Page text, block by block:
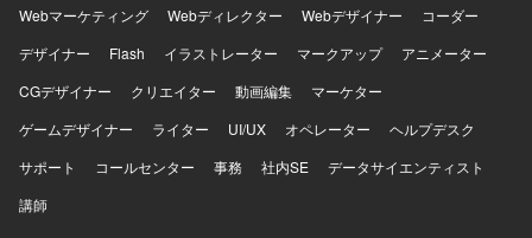
Webマーケティング
Webディレクター Webデザイナー
コーダー
デザイナー
Flash イラストレーター マークアップ
アニメーター
CGデザイナー
クリエイター 動画編集
マーケター
ゲームデザイナー
ライター UI/UX オペレーター
ヘルプデスク
サポート
コールセンター 事務 社内SE
データサイエンティスト
講師